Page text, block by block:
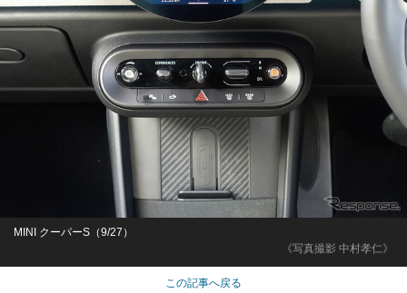
《写真撮影 中村孝仁》
MINI クーパーS（9/27）
この記事へ戻る